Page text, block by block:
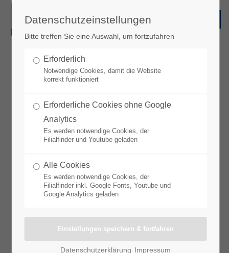
Angebote KW 32 / 2026
08.08.2026
Sie finden Sie hier als PDF ab dem 02.08.2026.
Datenschutzeinstellungen
Bitte treffen Sie eine Auswahl, um fortzufahren
Erforderlich
Notwendige Cookies, damit die Website
korrekt funktioniert
Erforderliche Cookies ohne Google
Analytics
Es werden notwendige Cookies, der
Filialfinder und Youtube geladen
Alle Cookies
Es werden notwendige Cookies, der
Filialfinder inkl. Google Fonts, Youtube und
Google Analytics geladen
Datenschutzerklärung Impressum